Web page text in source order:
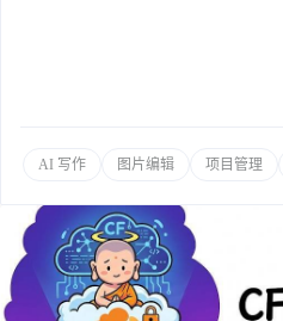
AI 写作 图片编辑 项目管理